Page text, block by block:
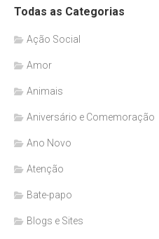
Todas as Categorias
Ação Social
Amor
Animais
Aniversário e Comemoração
Ano Novo
Atenção
Bate-papo
Blogs e Sites